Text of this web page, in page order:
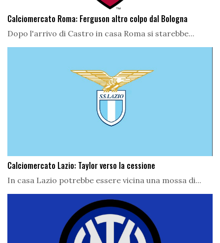
Calciomercato Roma: Ferguson altro colpo dal Bologna
Dopo l'arrivo di Castro in casa Roma si starebbe...
Calciomercato Lazio: Taylor verso la cessione
In casa Lazio potrebbe essere vicina una mossa di...